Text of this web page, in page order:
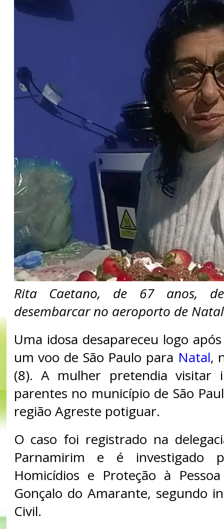
Rita Caetano, de 67 anos,
desembarcar no aeroporto de
Uma idosa desapareceu logo
um voo de São Paulo para Natal,
(8). A mulher pretendia visitar
parentes no município de São
região Agreste potiguar.
O caso foi registrado na
Parnamirim e é investigado
Homicídios e Proteção à
Gonçalo do Amarante, segundo
Civil.